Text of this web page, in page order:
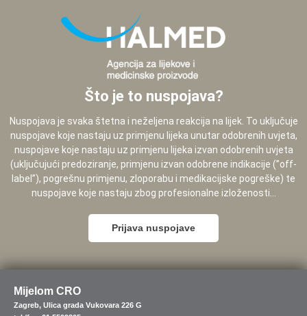
Što je to nuspojava?
Nuspojava je svaka štetna i neželjena reakcija na lijek. To uključuje
nuspojave koje nastaju uz primjenu lijeka unutar odobrenih uvjeta,
nuspojave koje nastaju uz primjenu lijeka izvan odobrenih uvjeta
(uključujući predoziranje, primjenu izvan odobrene indikacije (”off-
label”), pogrešnu primjenu, zloporabu i medikacijske pogreške) te
nuspojave koje nastaju zbog profesionalne izloženosti...
Prijava nuspojave
Mijelom CRO
Zagreb, Ulica grada Vukovara 226 G